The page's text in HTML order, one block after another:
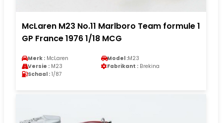
McLaren M23 No.11 Marlboro Team formule 1
GP France 1976 1/18 MCG
Merk : McLaren Model :M23
Versie : M23 Fabrikant : Brekina
Schaal : 1/87